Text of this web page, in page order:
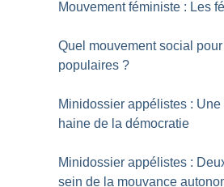
Mouvement féministe : Les
Quel mouvement social
populaires ?
Minidossier appélistes :
haine de la démocratie
Minidossier appélistes :
sein de la mouvance